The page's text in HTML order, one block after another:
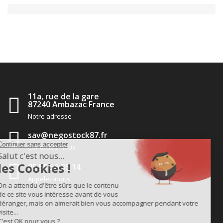
11a, rue de la gare
87240 Ambazac France
Notre adresse
sav@negostock87.fr
Contactez-nous
05 55 56 35 14
Appelez-nous